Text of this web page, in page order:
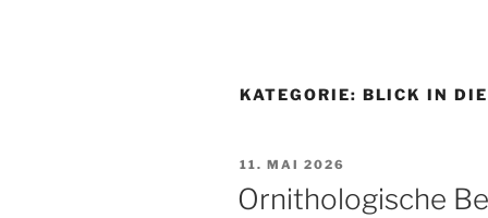
KATEGORIE: BLICK IN DIE
VERÖFFENTLICHT
AM
11. MAI 2026
Ornithologische